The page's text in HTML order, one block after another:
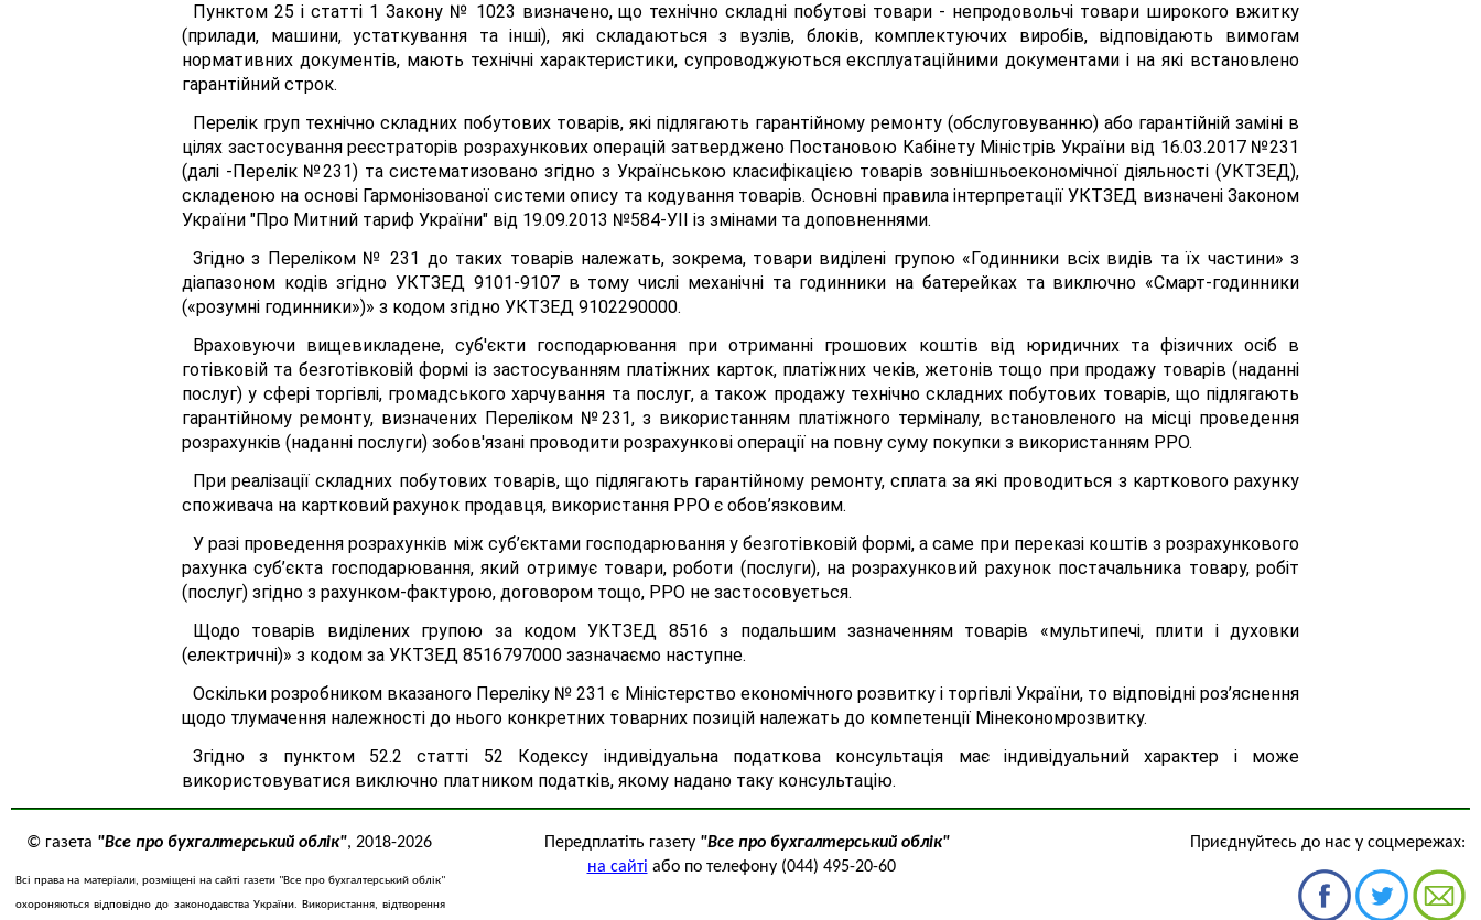
Пунктом 25 і статті 1 Закону № 1023 визначено, що технічно складні побутові товари - непродовольчі товари широкого вжитку
(прилади, машини, устаткування та інші), які складаються з вузлів, блоків, комплектуючих виробів, відповідають вимогам
нормативних документів, мають технічні характеристики, супроводжуються експлуатаційними документами і на які встановлено
гарантійний строк.
Перелік груп технічно складних побутових товарів, які підлягають гарантійному ремонту (обслуговуванню) або гарантійній заміні в
цілях застосування реєстраторів розрахункових операцій затверджено Постановою Кабінету Міністрів України від 16.03.2017 №231
(далі -Перелік №231) та систематизовано згідно з Українською класифікацією товарів зовнішньоекономічної діяльності (УКТЗЕД),
складеною на основі Гармонізованої системи опису та кодування товарів. Основні правила інтерпретації УКТЗЕД визначені Законом
України "Про Митний тариф України" від 19.09.2013 №584-УІІ із змінами та доповненнями.
Згідно з Переліком № 231 до таких товарів належать, зокрема, товари виділені групою «Годинники всіх видів та їх частини» з
діапазоном кодів згідно УКТЗЕД 9101-9107 в тому числі механічні та годинники на батерейках та виключно «Смарт-годинники
(«розумні годинники»)» з кодом згідно УКТЗЕД 9102290000.
Враховуючи вищевикладене, суб'єкти господарювання при отриманні грошових коштів від юридичних та фізичних осіб в
готівковій та безготівковій формі із застосуванням платіжних карток, платіжних чеків, жетонів тощо при продажу товарів (наданні
послуг) у сфері торгівлі, громадського харчування та послуг, а також продажу технічно складних побутових товарів, що підлягають
гарантійному ремонту, визначених Переліком №231, з використанням платіжного терміналу, встановленого на місці проведення
розрахунків (наданні послуги) зобов'язані проводити розрахункові операції на повну суму покупки з використанням РРО.
При реалізації складних побутових товарів, що підлягають гарантійному ремонту, сплата за які проводиться з карткового рахунку
споживача на картковий рахунок продавця, використання РРО є обов’язковим.
У разі проведення розрахунків між суб’єктами господарювання у безготівковій формі, а саме при переказі коштів з розрахункового
рахунка суб’єкта господарювання, який отримує товари, роботи (послуги), на розрахунковий рахунок постачальника товару, робіт
(послуг) згідно з рахунком-фактурою, договором тощо, РРО не застосовується.
Щодо товарів виділених групою за кодом УКТЗЕД 8516 з подальшим зазначенням товарів «мультипечі, плити і духовки
(електричні)» з кодом за УКТЗЕД 8516797000 зазначаємо наступне.
Оскільки розробником вказаного Переліку № 231 є Міністерство економічного розвитку і торгівлі України, то відповідні роз’яснення
щодо тлумачення належності до нього конкретних товарних позицій належать до компетенції Мінекономрозвитку.
Згідно з пунктом 52.2 статті 52 Кодексу індивідуальна податкова консультація має індивідуальний характер і може
використовуватися виключно платником податків, якому надано таку консультацію.
© газета "Все про бухгалтерський облік", 2018-2026
Всі права на матеріали, розміщені на сайті газети "Все про бухгалтерський облік"
охороняються відповідно до законодавства України. Використання, відтворення
Передплатіть газету "Все про бухгалтерський облік"
на сайті або по телефону (044) 495-20-60
Приєднуйтесь до нас у соцмережах: